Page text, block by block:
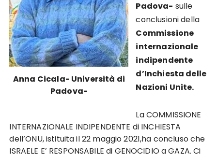
Anna Cicala- Università di
Padova-
Padova- sulle
conclusioni della
Commissione
internazionale
indipendente
d’Inchiesta delle
Nazioni Unite.
La COMMISSIONE
INTERNAZIONALE INDIPENDENTE di INCHIESTA
dell’ONU, istituita il 22 maggio 2021,ha concluso che
ISRAELE E’ RESPONSABILE di GENOCIDIO a GAZA. Ci